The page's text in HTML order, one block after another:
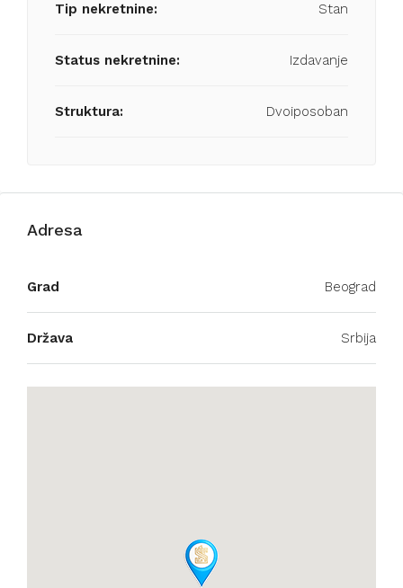
Tip nekretnine: Stan
Status nekretnine: Izdavanje
Struktura: Dvoiposoban
Adresa
Grad Beograd
Država Srbija